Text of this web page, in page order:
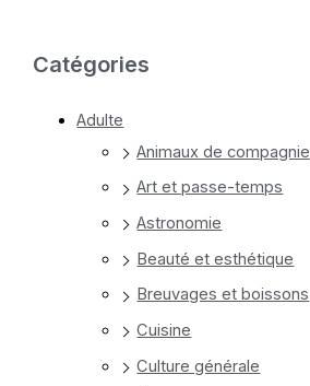
Catégories
Adulte
Animaux de compagnie
Art et passe-temps
Astronomie
Beauté et esthétique
Breuvages et boissons
Cuisine
Culture générale